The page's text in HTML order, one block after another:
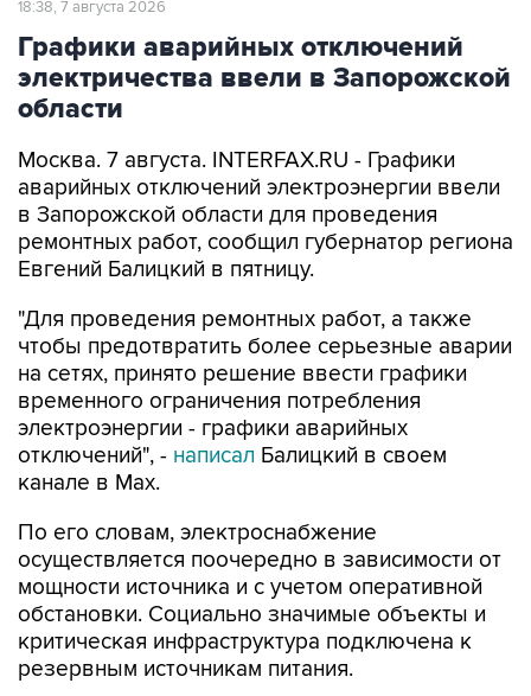
электричества ввели в Запорожской
области
Москва. 7 августа. INTERFAX.RU - Графики
в Запорожской области для проведения
ремонтных работ, сообщил губернатор региона
Евгений Балицкий в пятницу.
"Для проведения ремонтных работ, а также
на сетях, принято решение ввести графики
временного ограничения потребления
электроэнергии - графики аварийных
отключений", -написалБалицкий в своем
канале в Max.
По его словам, электроснабжение
мощности источника и с учетом оперативной
обстановки. Социально значимые объекты и
критическая инфраструктура подключена к
резервным источникам питания.
Как сообщалось,режим ЧСрегионального